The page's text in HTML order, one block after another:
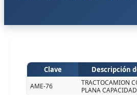
Clave Descripción
AME-76
TRACTOCAMION
PLANA